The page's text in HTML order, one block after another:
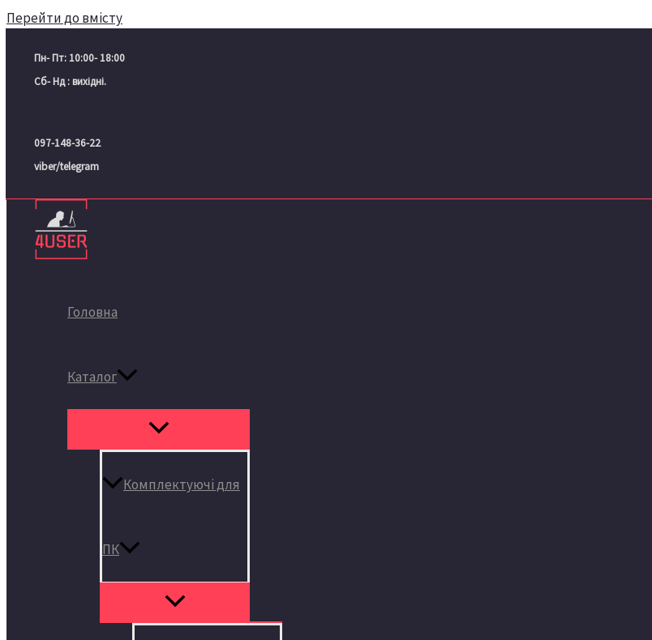
Перейти до вмісту
Пн- Пт: 10:00- 18:00
Сб- Нд : вихідні.
097-148-36-22
viber/telegram
Головна
Каталог
Комплектуючі для
ПК